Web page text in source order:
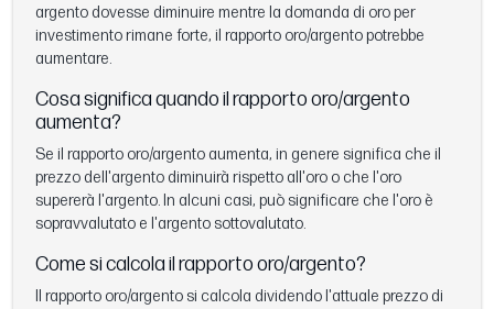
argento dovesse diminuire mentre la domanda di oro per
investimento rimane forte, il rapporto oro/argento potrebbe
aumentare.
Cosa significa quando il rapporto oro/argento
aumenta?
Se il rapporto oro/argento aumenta, in genere significa che il
prezzo dell'argento diminuirà rispetto all'oro o che l'oro
supererà l'argento. In alcuni casi, può significare che l'oro è
sopravvalutato e l'argento sottovalutato.
Come si calcola il rapporto oro/argento?
Il rapporto oro/argento si calcola dividendo l'attuale prezzo di